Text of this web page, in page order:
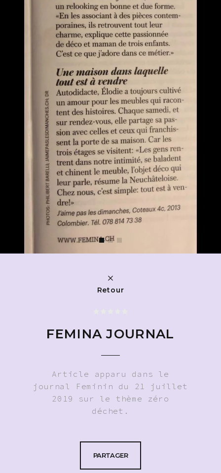
Retour
FEMINA JOURNAL
Article apparu dans le
journal Feminin du 21 juillet
2019 sur le thème zéro
déchet.
PARTAGER